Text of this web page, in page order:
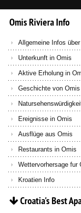
OmisRivieraInfo
Allgemeine Infos
Unterkunft in Omis
Aktive Erholung in
Geschichte von Omis
Ereignisse in Omis
Ausflüge aus Omis
Restaurants in Omis
Wettervorhersage fur
Kroatien Info
Croatia'sBest